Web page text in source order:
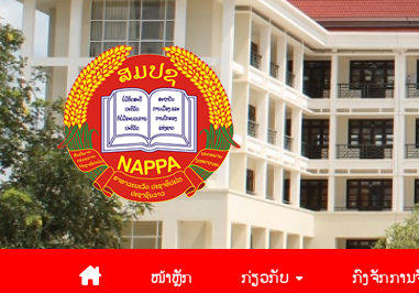
ໜ້າຫຼັກ ກ່ຽວກັບ ກົງຈັກການ